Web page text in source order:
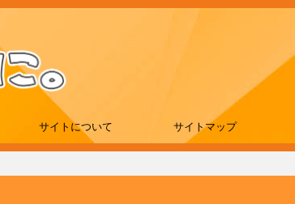
サイトについて サイトマップ